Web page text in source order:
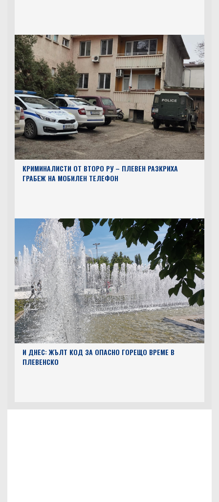
КРИМИНАЛИСТИ ОТ ВТОРО РУ – ПЛЕВЕН РАЗКРИХА
ГРАБЕЖ НА МОБИЛЕН ТЕЛЕФОН
И ДНЕС: ЖЪЛТ КОД ЗА ОПАСНО ГОРЕЩО ВРЕМЕ В
ПЛЕВЕНСКО